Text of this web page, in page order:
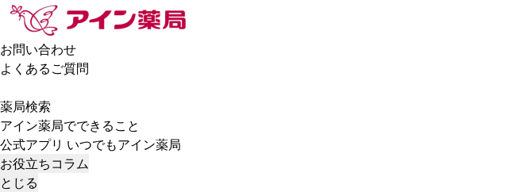
お問い合わせ
よくあるご質問
薬局検索
アイン薬局でできること
公式アプリ いつでもアイン薬局
お役立ちコラム
とじる